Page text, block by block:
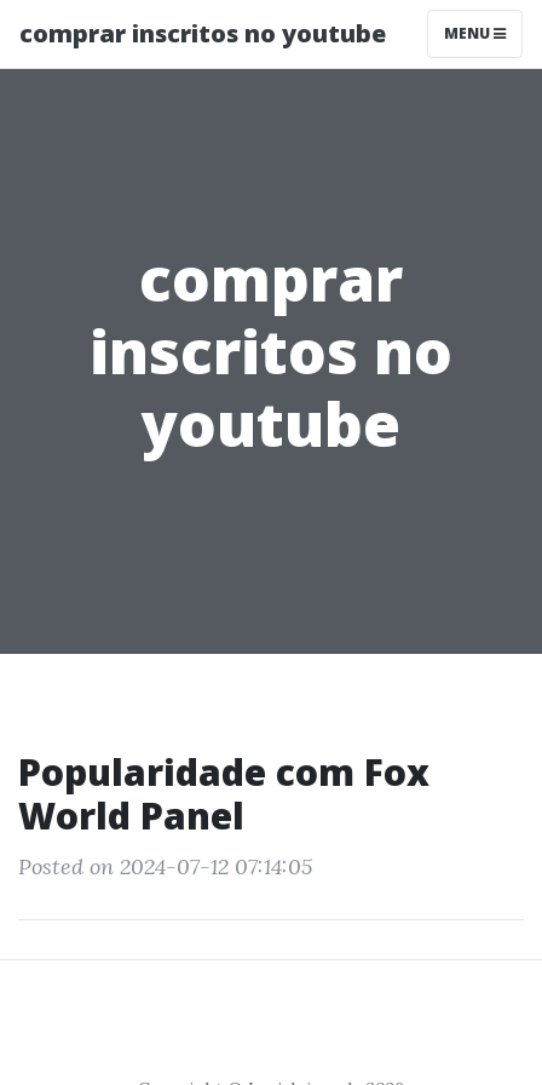
comprar inscritos no youtube MENU
comprar
inscritos no
youtube
Popularidade com Fox
World Panel
Posted on 2024-07-12 07:14:05